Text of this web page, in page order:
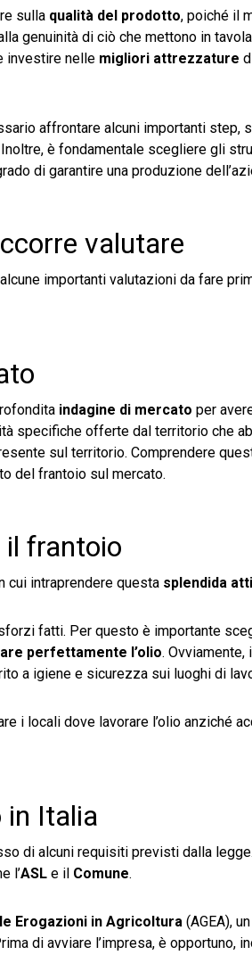
sulla qualità del prodotto, poiché il
genuinità di ciò che mettono in
investire nelle migliori attrezzature
affrontare alcuni importanti step,
è fondamentale scegliere gli
di garantire una produzione
valutare
importanti valutazioni da fare
indagine di mercato per
specifiche offerte dal territorio che
sul territorio. Comprendere
del frantoio sul mercato.
il frantoio
cui intraprendere questa splendida
fatti. Per questo è importante
perfettamente l’olio.
a igiene e sicurezza sui luoghi di
i locali dove lavorare l’olio anziché
in Italia
di alcuni requisiti previsti dalla
l’ASL e il Comune.
Erogazioni in Agricoltura (AGEA),
di avviare l’impresa, è opportuno,